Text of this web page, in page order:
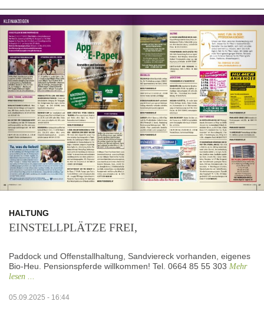
HALTUNG
EINSTELLPLÄTZE FREI,
Paddock und Offenstallhaltung, Sandviereck vorhanden, eigenes
Bio-Heu. Pensionspferde willkommen! Tel. 0664 85 55 303 Mehr
lesen ...
05.09.2025 - 16:44